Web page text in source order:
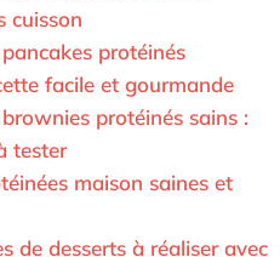
cuisson
protéinés
facile et gourmande
protéinés sains :
tester
maison saines et
de desserts à réaliser avec